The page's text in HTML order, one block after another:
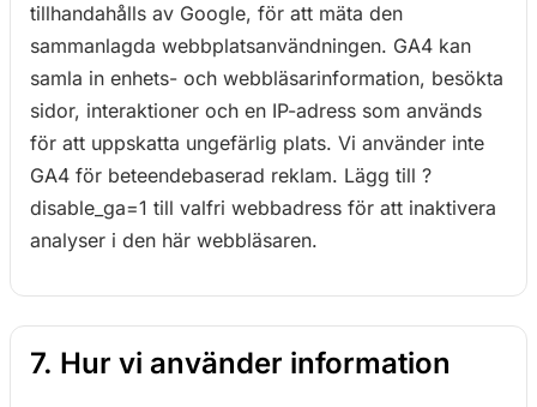
tillhandahålls av Google, för att mäta den
sammanlagda webbplatsanvändningen. GA4 kan
samla in enhets- och webbläsarinformation, besökta
sidor, interaktioner och en IP-adress som används
för att uppskatta ungefärlig plats. Vi använder inte
GA4 för beteendebaserad reklam. Lägg till ?
disable_ga=1 till valfri webbadress för att inaktivera
analyser i den här webbläsaren.
7. Hur vi använder information